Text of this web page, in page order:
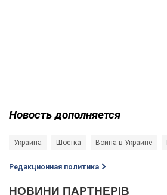
Новость дополняется
Украина Шостка Война в Украине
Редакционная политика